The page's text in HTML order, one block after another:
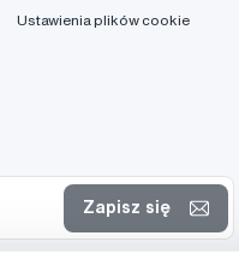
Ustawienia plików cookie
Zapisz się